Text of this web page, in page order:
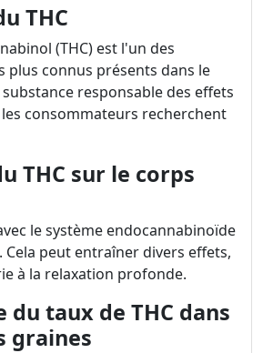
THC
(THC) est l'un des
plus connus présents dans le
substance responsable des effets
consommateurs recherchent
THC sur le corps
le système endocannabinoïde
peut entraîner divers effets,
à la relaxation profonde.
taux de THC dans
graines